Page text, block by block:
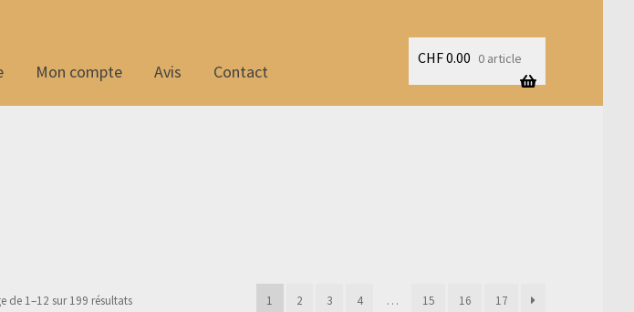
Mon compte Avis Contact
CHF0.00 0 article
de 1–12 sur 199 résultats 1 2 3 4 … 15 16 17